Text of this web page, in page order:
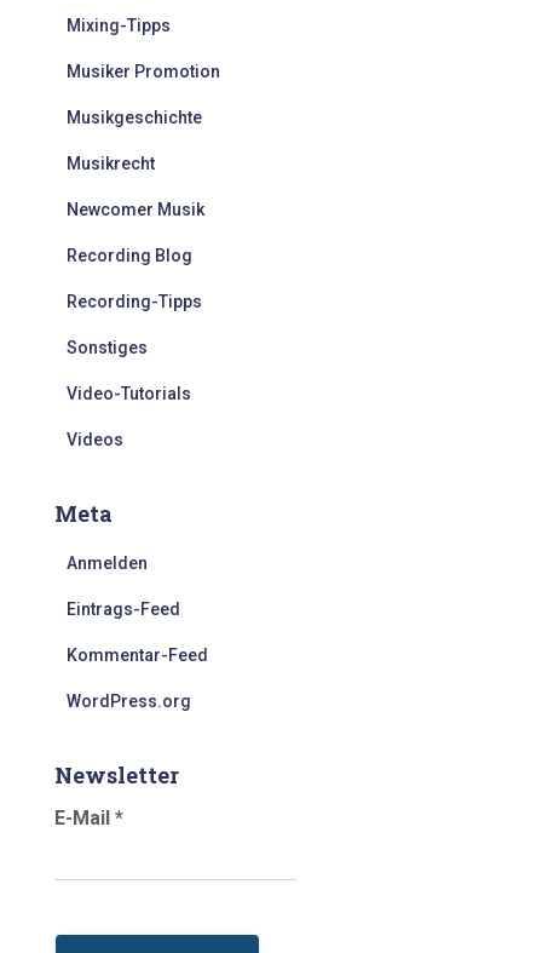
Mixing-Tipps
Musiker Promotion
Musikgeschichte
Musikrecht
Newcomer Musik
Recording Blog
Recording-Tipps
Sonstiges
Video-Tutorials
Videos
Meta
Anmelden
Eintrags-Feed
Kommentar-Feed
WordPress.org
Newsletter
E-Mail *